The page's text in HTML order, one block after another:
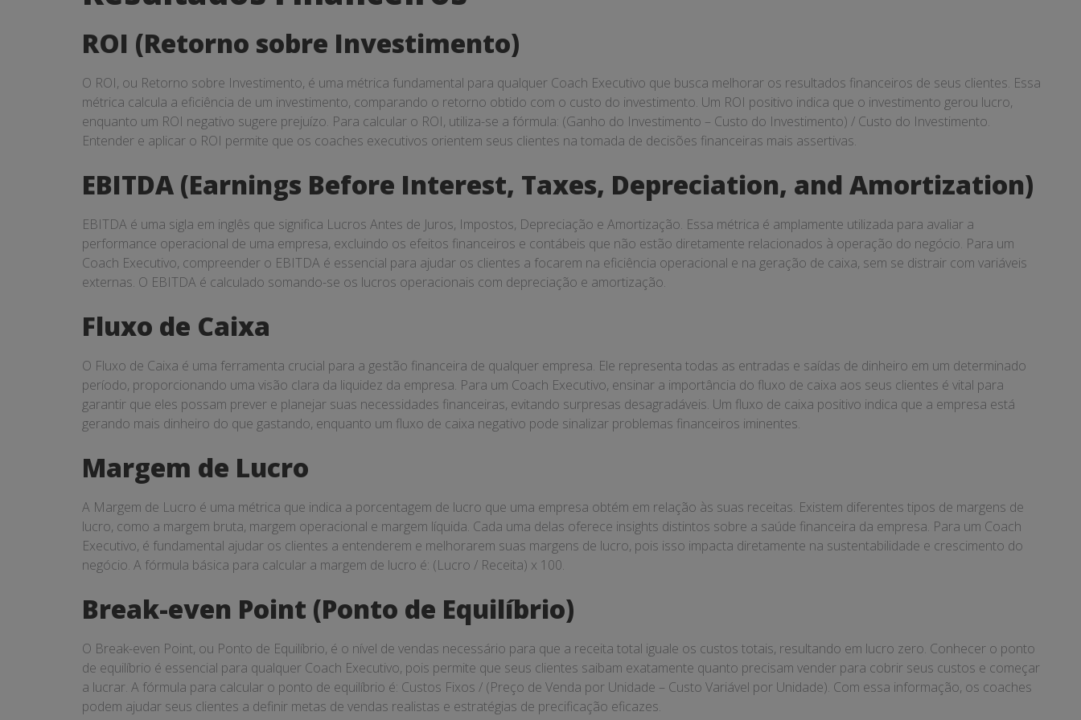
Financeiros
ROI (Retorno sobre Investimento)
O ROI, ou Retorno sobre Investimento, é uma métrica fundamental para qualquer Coach Executivo que busca melhorar os resultados financeiros de seus clientes. Essa
métrica calcula a eficiência de um investimento, comparando o retorno obtido com o custo do investimento. Um ROI positivo indica que o investimento gerou lucro,
enquanto um ROI negativo sugere prejuízo. Para calcular o ROI, utiliza-se a fórmula: (Ganho do Investimento – Custo do Investimento) / Custo do Investimento.
Entender e aplicar o ROI permite que os coaches executivos orientem seus clientes na tomada de decisões financeiras mais assertivas.
EBITDA (Earnings Before Interest, Taxes, Depreciation, and Amortization)
EBITDA é uma sigla em inglês que significa Lucros Antes de Juros, Impostos, Depreciação e Amortização. Essa métrica é amplamente utilizada para avaliar a
performance operacional de uma empresa, excluindo os efeitos financeiros e contábeis que não estão diretamente relacionados à operação do negócio. Para um
Coach Executivo, compreender o EBITDA é essencial para ajudar os clientes a focarem na eficiência operacional e na geração de caixa, sem se distrair com variáveis
externas. O EBITDA é calculado somando-se os lucros operacionais com depreciação e amortização.
Fluxo de Caixa
O Fluxo de Caixa é uma ferramenta crucial para a gestão financeira de qualquer empresa. Ele representa todas as entradas e saídas de dinheiro em um determinado
período, proporcionando uma visão clara da liquidez da empresa. Para um Coach Executivo, ensinar a importância do fluxo de caixa aos seus clientes é vital para
garantir que eles possam prever e planejar suas necessidades financeiras, evitando surpresas desagradáveis. Um fluxo de caixa positivo indica que a empresa está
gerando mais dinheiro do que gastando, enquanto um fluxo de caixa negativo pode sinalizar problemas financeiros iminentes.
Margem de Lucro
A Margem de Lucro é uma métrica que indica a porcentagem de lucro que uma empresa obtém em relação às suas receitas. Existem diferentes tipos de margens de
lucro, como a margem bruta, margem operacional e margem líquida. Cada uma delas oferece insights distintos sobre a saúde financeira da empresa. Para um Coach
Executivo, é fundamental ajudar os clientes a entenderem e melhorarem suas margens de lucro, pois isso impacta diretamente na sustentabilidade e crescimento do
negócio. A fórmula básica para calcular a margem de lucro é: (Lucro / Receita) x 100.
Break-even Point (Ponto de Equilíbrio)
O Break-even Point, ou Ponto de Equilíbrio, é o nível de vendas necessário para que a receita total iguale os custos totais, resultando em lucro zero. Conhecer o ponto
de equilíbrio é essencial para qualquer Coach Executivo, pois permite que seus clientes saibam exatamente quanto precisam vender para cobrir seus custos e começar
a lucrar. A fórmula para calcular o ponto de equilíbrio é: Custos Fixos / (Preço de Venda por Unidade – Custo Variável por Unidade). Com essa informação, os coaches
podem ajudar seus clientes a definir metas de vendas realistas e estratégias de precificação eficazes.